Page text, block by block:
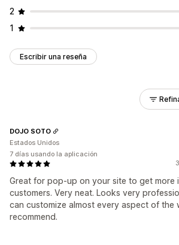
2
1
Escribir una reseña
Great for pop-up on your site to get more
customers. Very neat. Looks very
can customize almost every aspect of the
recommend.
DOJO SOTO
Estados Unidos
7 días usando la aplicación